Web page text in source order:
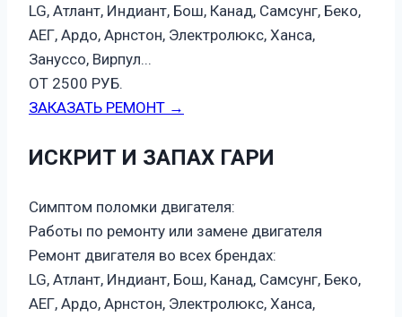
LG, Атлант, Индиант, Бош, Канад, Самсунг, Беко,
АЕГ, Ардо, Арнстон, Электролюкс, Ханса,
Зануссо, Вирпул...
ОТ 2500 РУБ.
ЗАКАЗАТЬ РЕМОНТ →
ИСКРИТ И ЗАПАХ ГАРИ
Симптом поломки двигателя:
Работы по ремонту или замене двигателя
Ремонт двигателя во всех брендах:
LG, Атлант, Индиант, Бош, Канад, Самсунг, Беко,
АЕГ, Ардо, Арнстон, Электролюкс, Ханса,